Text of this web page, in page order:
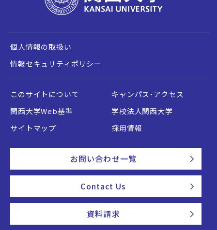
個人情報の取扱い
情報セキュリティポリシー
このサイトについて
キャンパス・アクセス
関西大学Web基準
学校法人関西大学
サイトマップ
採用情報
お問い合わせ一覧
Contact Us
資料請求